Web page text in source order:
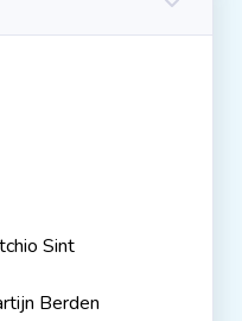
Sint
Berden